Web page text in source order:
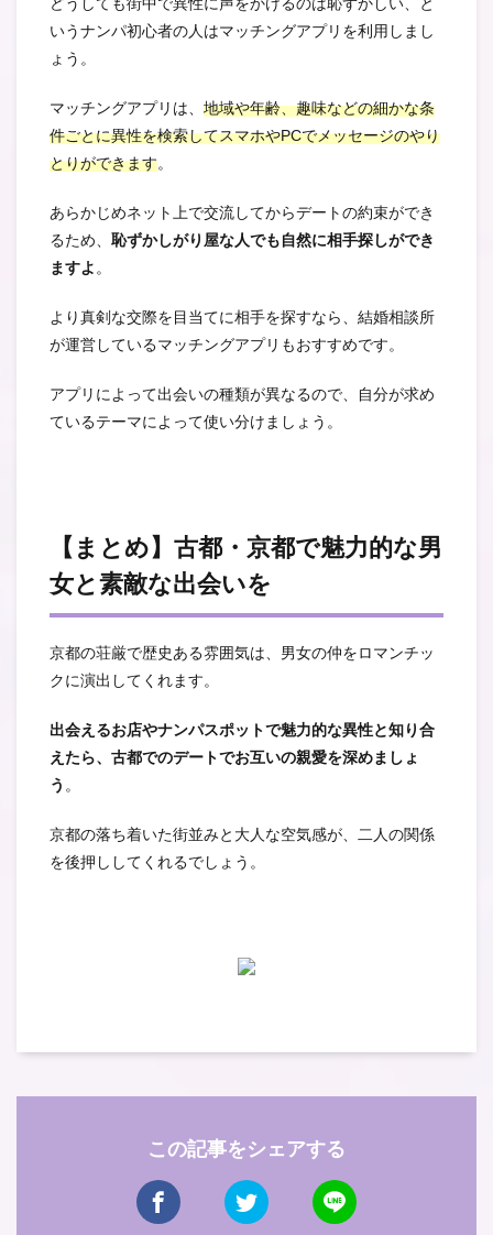
いうナンパ初心者の人はマッチングアプリを利用しまし
ょう。
マッチングアプリは、 地域や年齢、趣味などの細かな条
件ごとに異性を検索してスマホやPCでメッセージのやり
とりができます。
あらかじめネット上で交流してからデートの約束ができ
るため、 恥ずかしがり屋な人でも自然に相手探しができ
ますよ 。
より真剣な交際を目当てに相手を探すなら、結婚相談所
が運営しているマッチングアプリもおすすめです。
アプリによって出会いの種類が異なるので、自分が求め
ているテーマによって使い分けましょう。
【まとめ】古都・京都で魅力的な男
女と素敵な出会いを
京都の荘厳で歴史ある雰囲気は、男女の仲をロマンチッ
クに演出してくれます。
出会えるお店やナンパスポットで魅力的な異性と知り合
えたら、古都でのデートでお互いの親愛を深めましょ
う 。
京都の落ち着いた街並みと大人な空気感が、二人の関係
を後押ししてくれるでしょう。
この記事をシェアする